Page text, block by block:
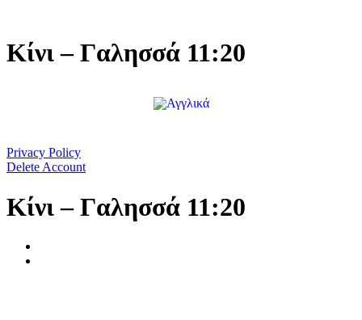
περιεχόμενο
Κίνι – Γαλησσά 11:20
Privacy Policy
Delete Account
Κίνι – Γαλησσά 11:20